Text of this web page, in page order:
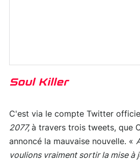
Soul Killer
C'est via le compte Twitter
2077, à travers trois tweets, que
annoncé la mauvaise nouvelle. «
voulions vraiment sortir la mise à